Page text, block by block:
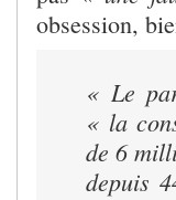
obsession,
« Le
« la
de 6
depuis